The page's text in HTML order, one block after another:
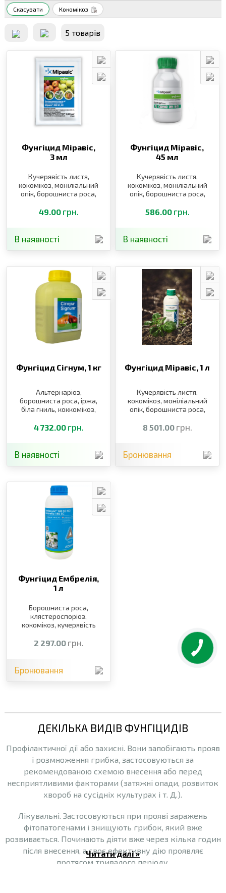
Скасувати Кокомікоз
5 товарiв
Фунгіцид Міравіс,
3 мл
Кучерявість листя,
кокомікоз, моніліальний
опік, борошниста роса,
моніліоз
49.00 грн.
В наявності
Фунгіцид Міравіс,
45 мл
Кучерявість листя,
кокомікоз, моніліальний
опік, борошниста роса,
моніліоз
586.00 грн.
В наявності
Фунгіцид Сігнум, 1 кг
Альтернаріоз,
борошниста роса, іржа,
біла гниль, коккомікоз,
4 732.00 грн.
В наявності
Фунгіцид Міравіс, 1 л
Кучерявість листя,
кокомікоз, моніліальний
опік, борошниста роса,
8 501.00 грн.
Бронювання
Фунгіцид Ембрелія,
1 л
Борошниста роса,
клястероспоріоз,
кокомікоз, кучерявість
2 297.00 грн.
Бронювання
ДЕКІЛЬКА ВИДІВ ФУНГІЦИДІВ
Профілактичної дії або захисні. Вони запобігають прояв
і розмноження грибка, застосовуються за
рекомендованою схемою внесення або перед
несприятливими факторами (затяжні опади, розвиток
хвороб на сусідніх культурах і т. Д.).
Лікувальні. Застосовуються при прояві заражень
фітопатогенами і знищують грибок, який вже
розвивається. Починають діяти вже через кілька годин
після внесення, а своє ефективну дію проявляє
протягом тривалого періоду.
Читати далі »